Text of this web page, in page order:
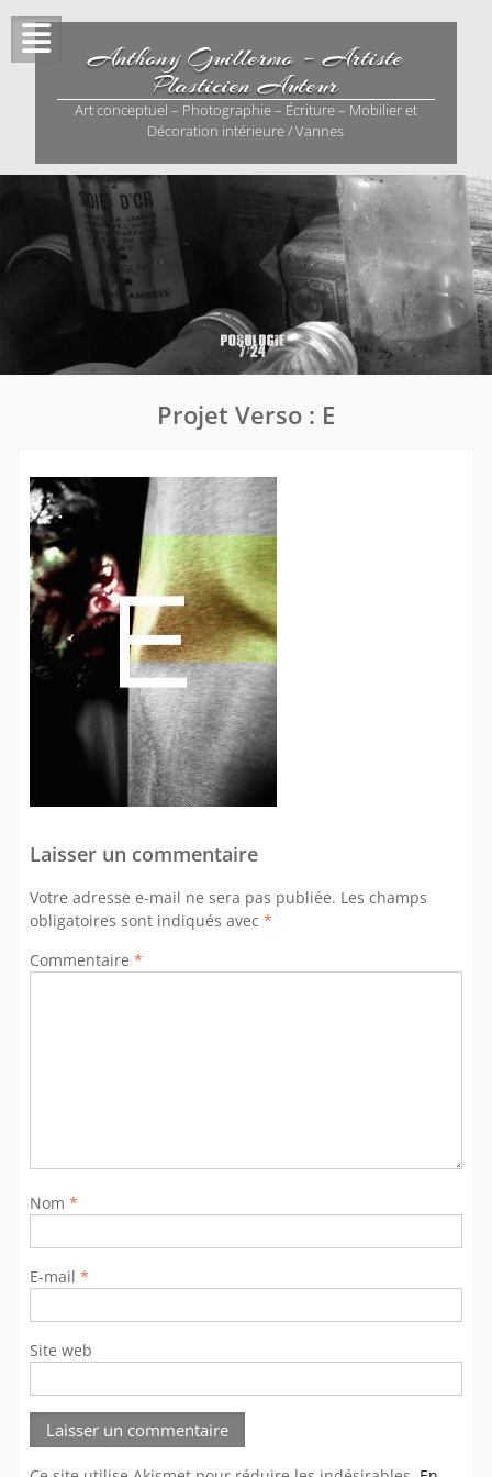
content
Anthony Guillermo – Artiste
Plasticien Auteur
Art conceptuel – Photographie – Écriture – Mobilier et
Décoration intérieure / Vannes
Projet Verso : E
Laisser un commentaire
Votre adresse e-mail ne sera pas publiée. Les champs
obligatoires sont indiqués avec *
Commentaire *
Nom *
E-mail *
Site web